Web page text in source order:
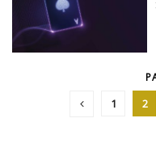
1 2